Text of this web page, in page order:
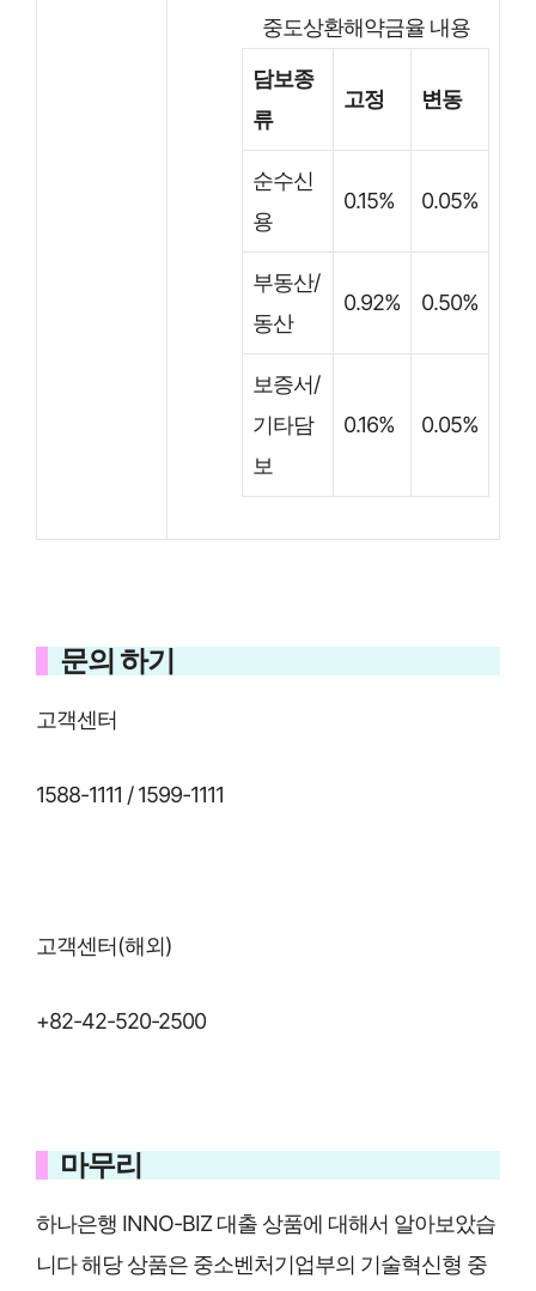
중도상환해약금율 내용
담보종
류
고정 변동
순수신
용
0.15% 0.05%
부동산/
동산
0.92% 0.50%
보증서/
기타담
보
0.16% 0.05%
문의 하기
고객센터
1588-1111 / 1599-1111
고객센터(해외)
+82-42-520-2500
마무리
하나은행 INNO-BIZ 대출 상품에 대해서 알아보았습
니다 해당 상품은 중소벤처기업부의 기술혁신형 중